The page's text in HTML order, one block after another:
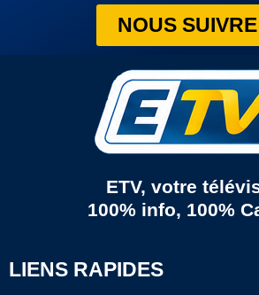
NOUS
ETV, votre
100% info, 100%
LIENS RAPIDES